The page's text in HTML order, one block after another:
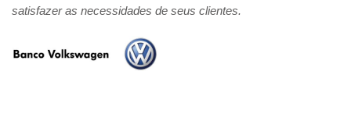
satisfazer as necessidades de seus clientes.